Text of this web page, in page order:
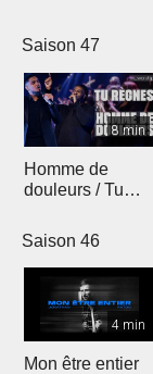
Saison 47
8 min
Homme de
douleurs / Tu
Saison 46
4 min
Mon être entier